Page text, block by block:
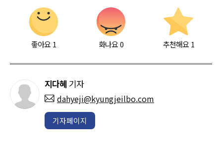
좋아요 1 화나요0 추천해요 1
지다혜 기자
dahyeji@kyungjeilbo.com
기자페이지